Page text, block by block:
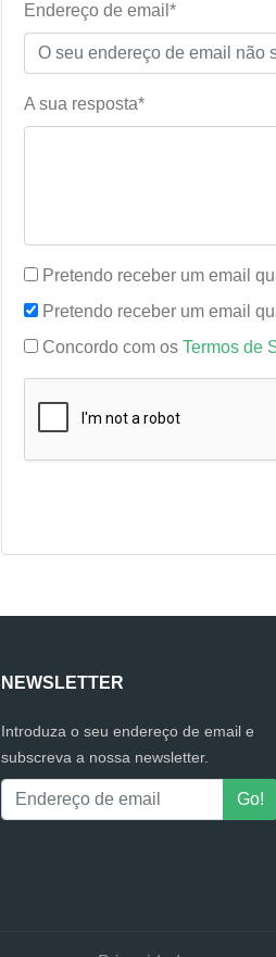
Endereço de email*
A sua resposta*
Pretendo receber um email
Pretendo receber um email
Concordo com os Termos de
NEWSLETTER
Introduza o seu endereço de email e
subscreva a nossa newsletter.